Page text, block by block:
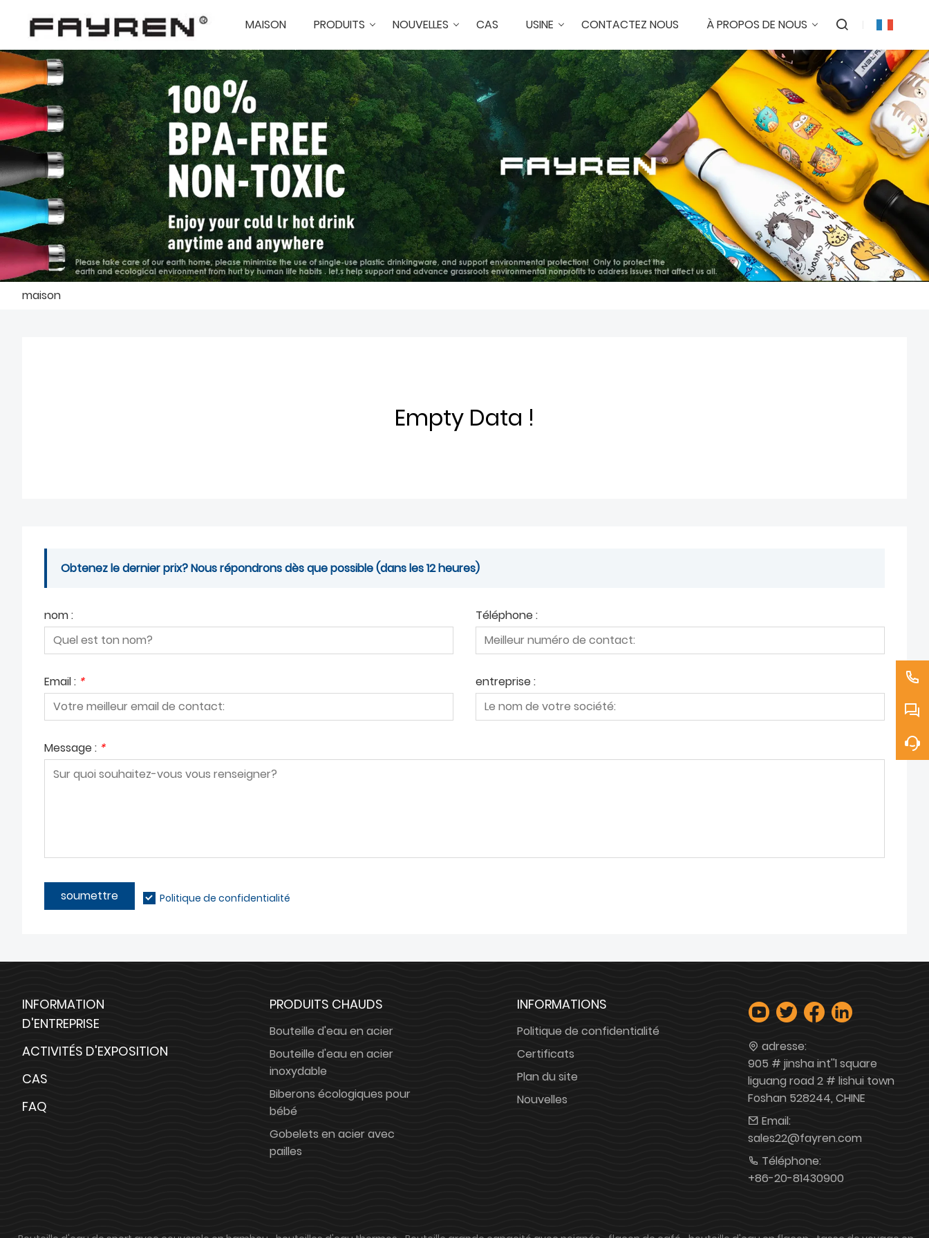
MAISON PRODUITS NOUVELLES CAS USINE CONTACTEZ NOUS À PROPOS DE NOUS
maison
Empty Data !
Obtenez le dernier prix? Nous répondrons dès que possible (dans les 12 heures)
nom : Téléphone :
Email : * entreprise :
Message : *
soumettre Politique de confidentialité
INFORMATION
D'ENTREPRISE
ACTIVITÉS D'EXPOSITION
CAS
FAQ
PRODUITS CHAUDS
Bouteille d'eau en acier
Bouteille d'eau en acier
inoxydable
Biberons écologiques pour
bébé
Gobelets en acier avec
pailles
INFORMATIONS
Politique de confidentialité
Certificats
Plan du site
Nouvelles
adresse:
905 # jinsha int''l square
liguang road 2 # lishui town
Foshan 528244, CHINE
Email:
sales22@fayren.com
Téléphone:
+86-20-81430900